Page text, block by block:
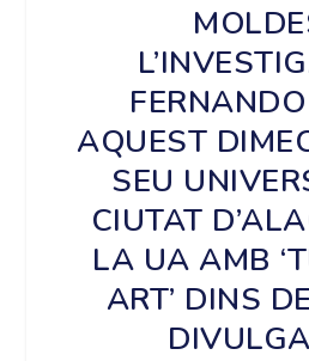
AQUEST
SEU
CIUTAT
LA UA AMB
ART’ DINS